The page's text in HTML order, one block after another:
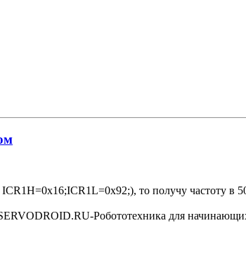
то получу частоту
Робототехника для